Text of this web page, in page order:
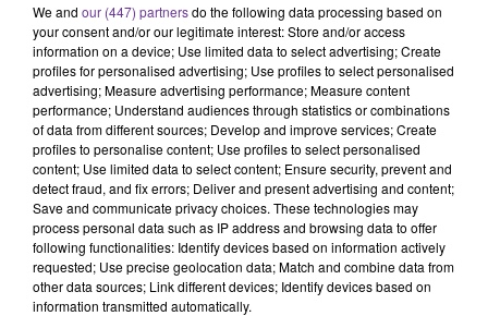
Israël États-Unis Gaza
Russie
Ukraine
Journal
29 décembre 2025 - 10 min 57 sec
LA RUSSIE ACCUSE L’UKRAINE D’AVOIR LANCÉ
91 DRONES CONTRE LA RÉSIDENCE DE POUTINE
We and our (447) partnersdo the following data processing based on
your consent and/or our legitimate interest: Store and/or access
information on a device; Use limited data to select advertising; Create
profiles for personalised advertising; Use profiles to select personalised
advertising; Measure advertising performance; Measure content
performance; Understand audiences through statistics or combinations
of data from different sources; Develop and improve services; Create
profiles to personalise content; Use profiles to select personalised
content; Use limited data to select content; Ensure security, prevent and
detect fraud, and fix errors; Deliver and present advertising and content;
Save and communicate privacy choices. These technologies may
process personal data such as IP address and browsing data to offer
following functionalities: Identify devices based on information actively
requested; Use precise geolocation data; Match and combine data from
other data sources; Link different devices; Identify devices based on
information transmitted automatically.